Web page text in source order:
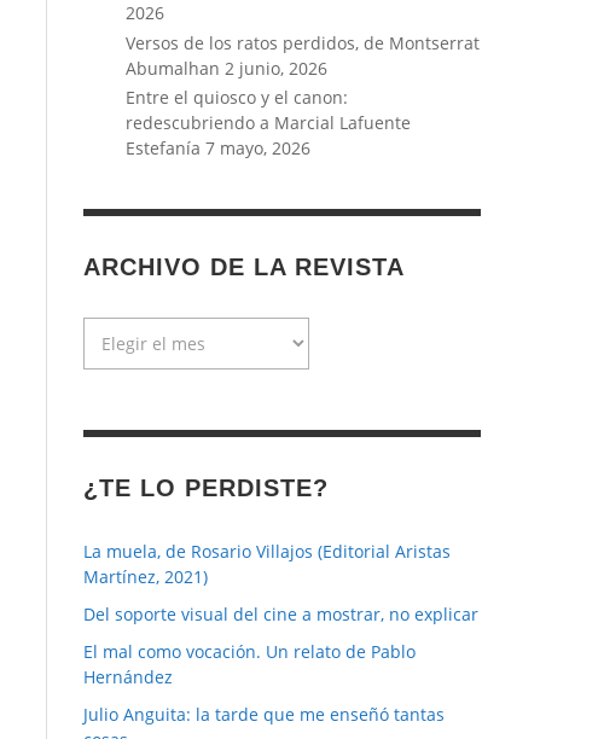
2026
Versos de los ratos perdidos, de Montserrat
Abumalhan 2 junio, 2026
Entre el quiosco y el canon:
redescubriendo a Marcial Lafuente
Estefanía 7 mayo, 2026
ARCHIVO DE LA REVISTA
¿TE LO PERDISTE?
La muela, de Rosario Villajos (Editorial Aristas
Martínez, 2021)
Del soporte visual del cine a mostrar, no explicar
El mal como vocación. Un relato de Pablo
Hernández
Julio Anguita: la tarde que me enseñó tantas